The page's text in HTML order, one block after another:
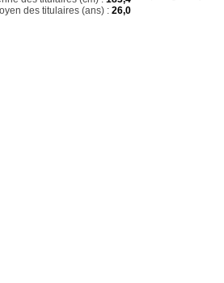
des titulaires (ans) : 26,0